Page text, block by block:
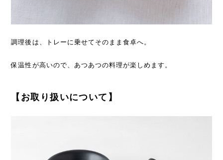
調理後は、トレーに乗せてそのまま食卓へ。
保温性が高いので、あつあつの料理が楽しめます。
【お取り扱いについて】